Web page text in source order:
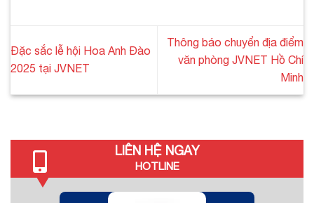
Đặc sắc lễ hội Hoa Anh Đào
2025 tại JVNET
Thông báo chuyển địa điểm
văn phòng JVNET Hồ Chí
Minh
LIÊN HỆ NGAY
HOTLINE